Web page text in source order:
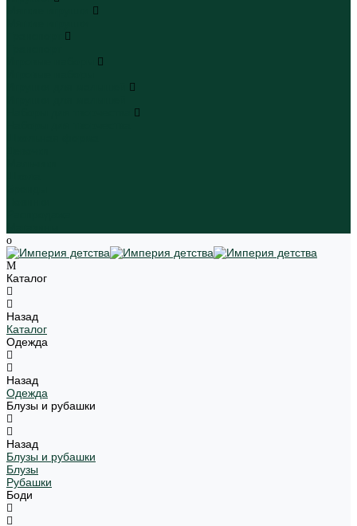
Каталог
Назад
Каталог
Одежда
Назад
Одежда
Блузы и рубашки
Назад
Блузы и рубашки
Блузы
Рубашки
Боди